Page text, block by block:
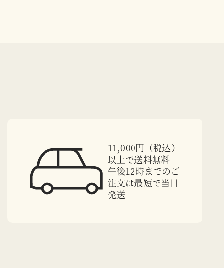
11,000円（税込）
以上で送料無料
午後12時までのご
注文は最短で当日
発送